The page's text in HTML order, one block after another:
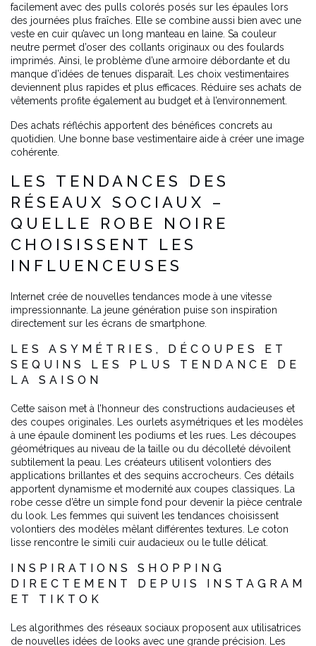
facilement avec des pulls colorés posés sur les épaules lors
des journées plus fraîches. Elle se combine aussi bien avec une
veste en cuir qu’avec un long manteau en laine. Sa couleur
neutre permet d’oser des collants originaux ou des foulards
imprimés. Ainsi, le problème d’une armoire débordante et du
manque d’idées de tenues disparaît. Les choix vestimentaires
deviennent plus rapides et plus efficaces. Réduire ses achats de
vêtements profite également au budget et à l’environnement.
Des achats réfléchis apportent des bénéfices concrets au
quotidien. Une bonne base vestimentaire aide à créer une image
cohérente.
LES TENDANCES DES
RÉSEAUX SOCIAUX –
QUELLE ROBE NOIRE
CHOISISSENT LES
INFLUENCEUSES
Internet crée de nouvelles tendances mode à une vitesse
impressionnante. La jeune génération puise son inspiration
directement sur les écrans de smartphone.
LES ASYMÉTRIES, DÉCOUPES ET
SEQUINS LES PLUS TENDANCE DE
LA SAISON
Cette saison met à l’honneur des constructions audacieuses et
des coupes originales. Les ourlets asymétriques et les modèles
à une épaule dominent les podiums et les rues. Les découpes
géométriques au niveau de la taille ou du décolleté dévoilent
subtilement la peau. Les créateurs utilisent volontiers des
applications brillantes et des sequins accrocheurs. Ces détails
apportent dynamisme et modernité aux coupes classiques. La
robe cesse d’être un simple fond pour devenir la pièce centrale
du look. Les femmes qui suivent les tendances choisissent
volontiers des modèles mêlant différentes textures. Le coton
lisse rencontre le simili cuir audacieux ou le tulle délicat.
INSPIRATIONS SHOPPING
DIRECTEMENT DEPUIS INSTAGRAM
ET TIKTOK
Les algorithmes des réseaux sociaux proposent aux utilisatrices
de nouvelles idées de looks avec une grande précision. Les